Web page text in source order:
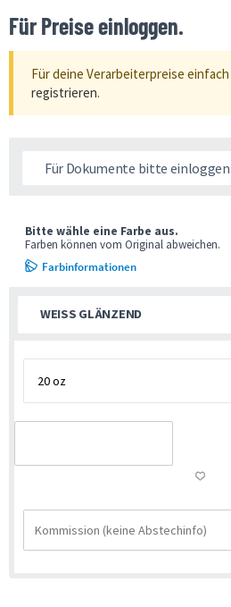
Für Preise einloggen.
Für deine Verarbeiterpreise einfach
registrieren.
Für Dokumente bitte einloggen
WEISS GLÄNZEND
Bitte wähle eine Farbe aus.
Farben können vom Original abweichen.
Farbinformationen